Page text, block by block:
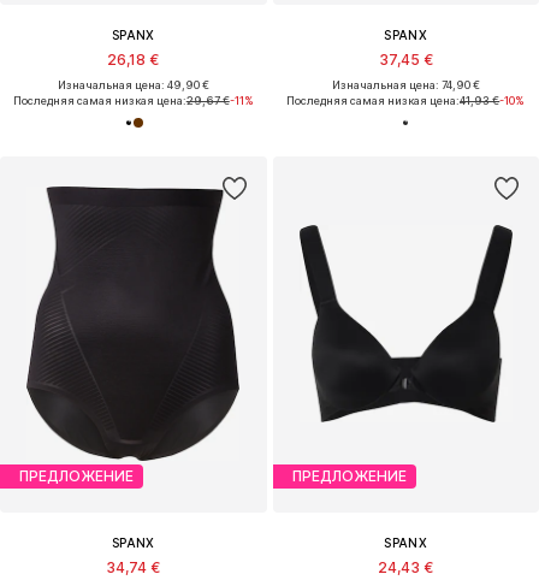
SPANX
26,18 €
Изначальная цена: 49,90 €
Последняя самая низкая цена:29,67 €-11%
SPANX
37,45 €
Изначальная цена: 74,90 €
Последняя самая низкая цена:41,93 €-10%
ПРЕДЛОЖЕНИЕ
SPANX
34,74 €
ПРЕДЛОЖЕНИЕ
SPANX
24,43 €